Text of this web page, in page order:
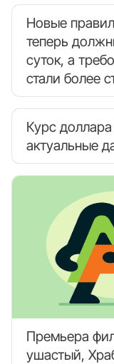
Новые
теперь
суток, а
стали более
Курс
актуальные
Премьера
ушастый,